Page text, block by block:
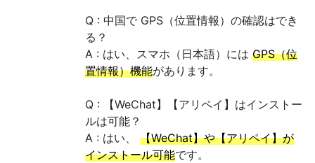
Q : 中国で GPS（位置情報）の確認はでき
る？
A : はい、スマホ（日本語）には GPS（位
置情報）機能があります。
Q : 【WeChat】【アリペイ】はインストー
ルは可能？
A : はい、 【WeChat】や【アリペイ】が
インストール可能です。